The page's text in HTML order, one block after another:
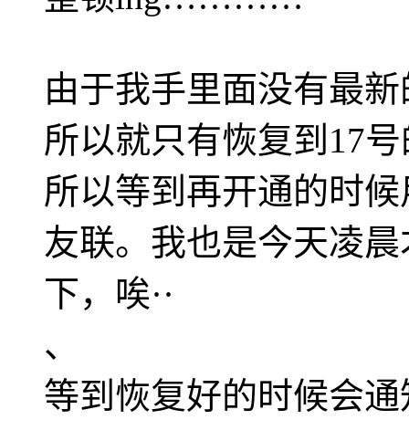
由于我手里面没有最
所以就只有恢复到17
所以等到再开通的时
友联。我也是今天凌
下，唉··
、
等到恢复好的时候会通